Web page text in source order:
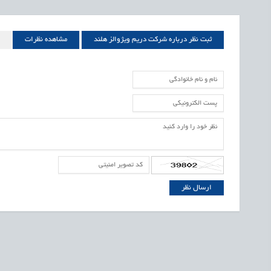
ثبت نظر درباره شرکت دریم ویژوالز هلند مشاهده نظرات